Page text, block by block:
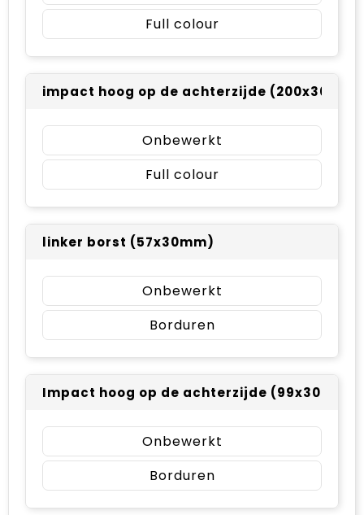
Full colour
impact hoog op de achterzijde (200x30mm)
Onbewerkt
Full colour
linker borst (57x30mm)
Onbewerkt
Borduren
Impact hoog op de achterzijde (99x30mm)
Onbewerkt
Borduren